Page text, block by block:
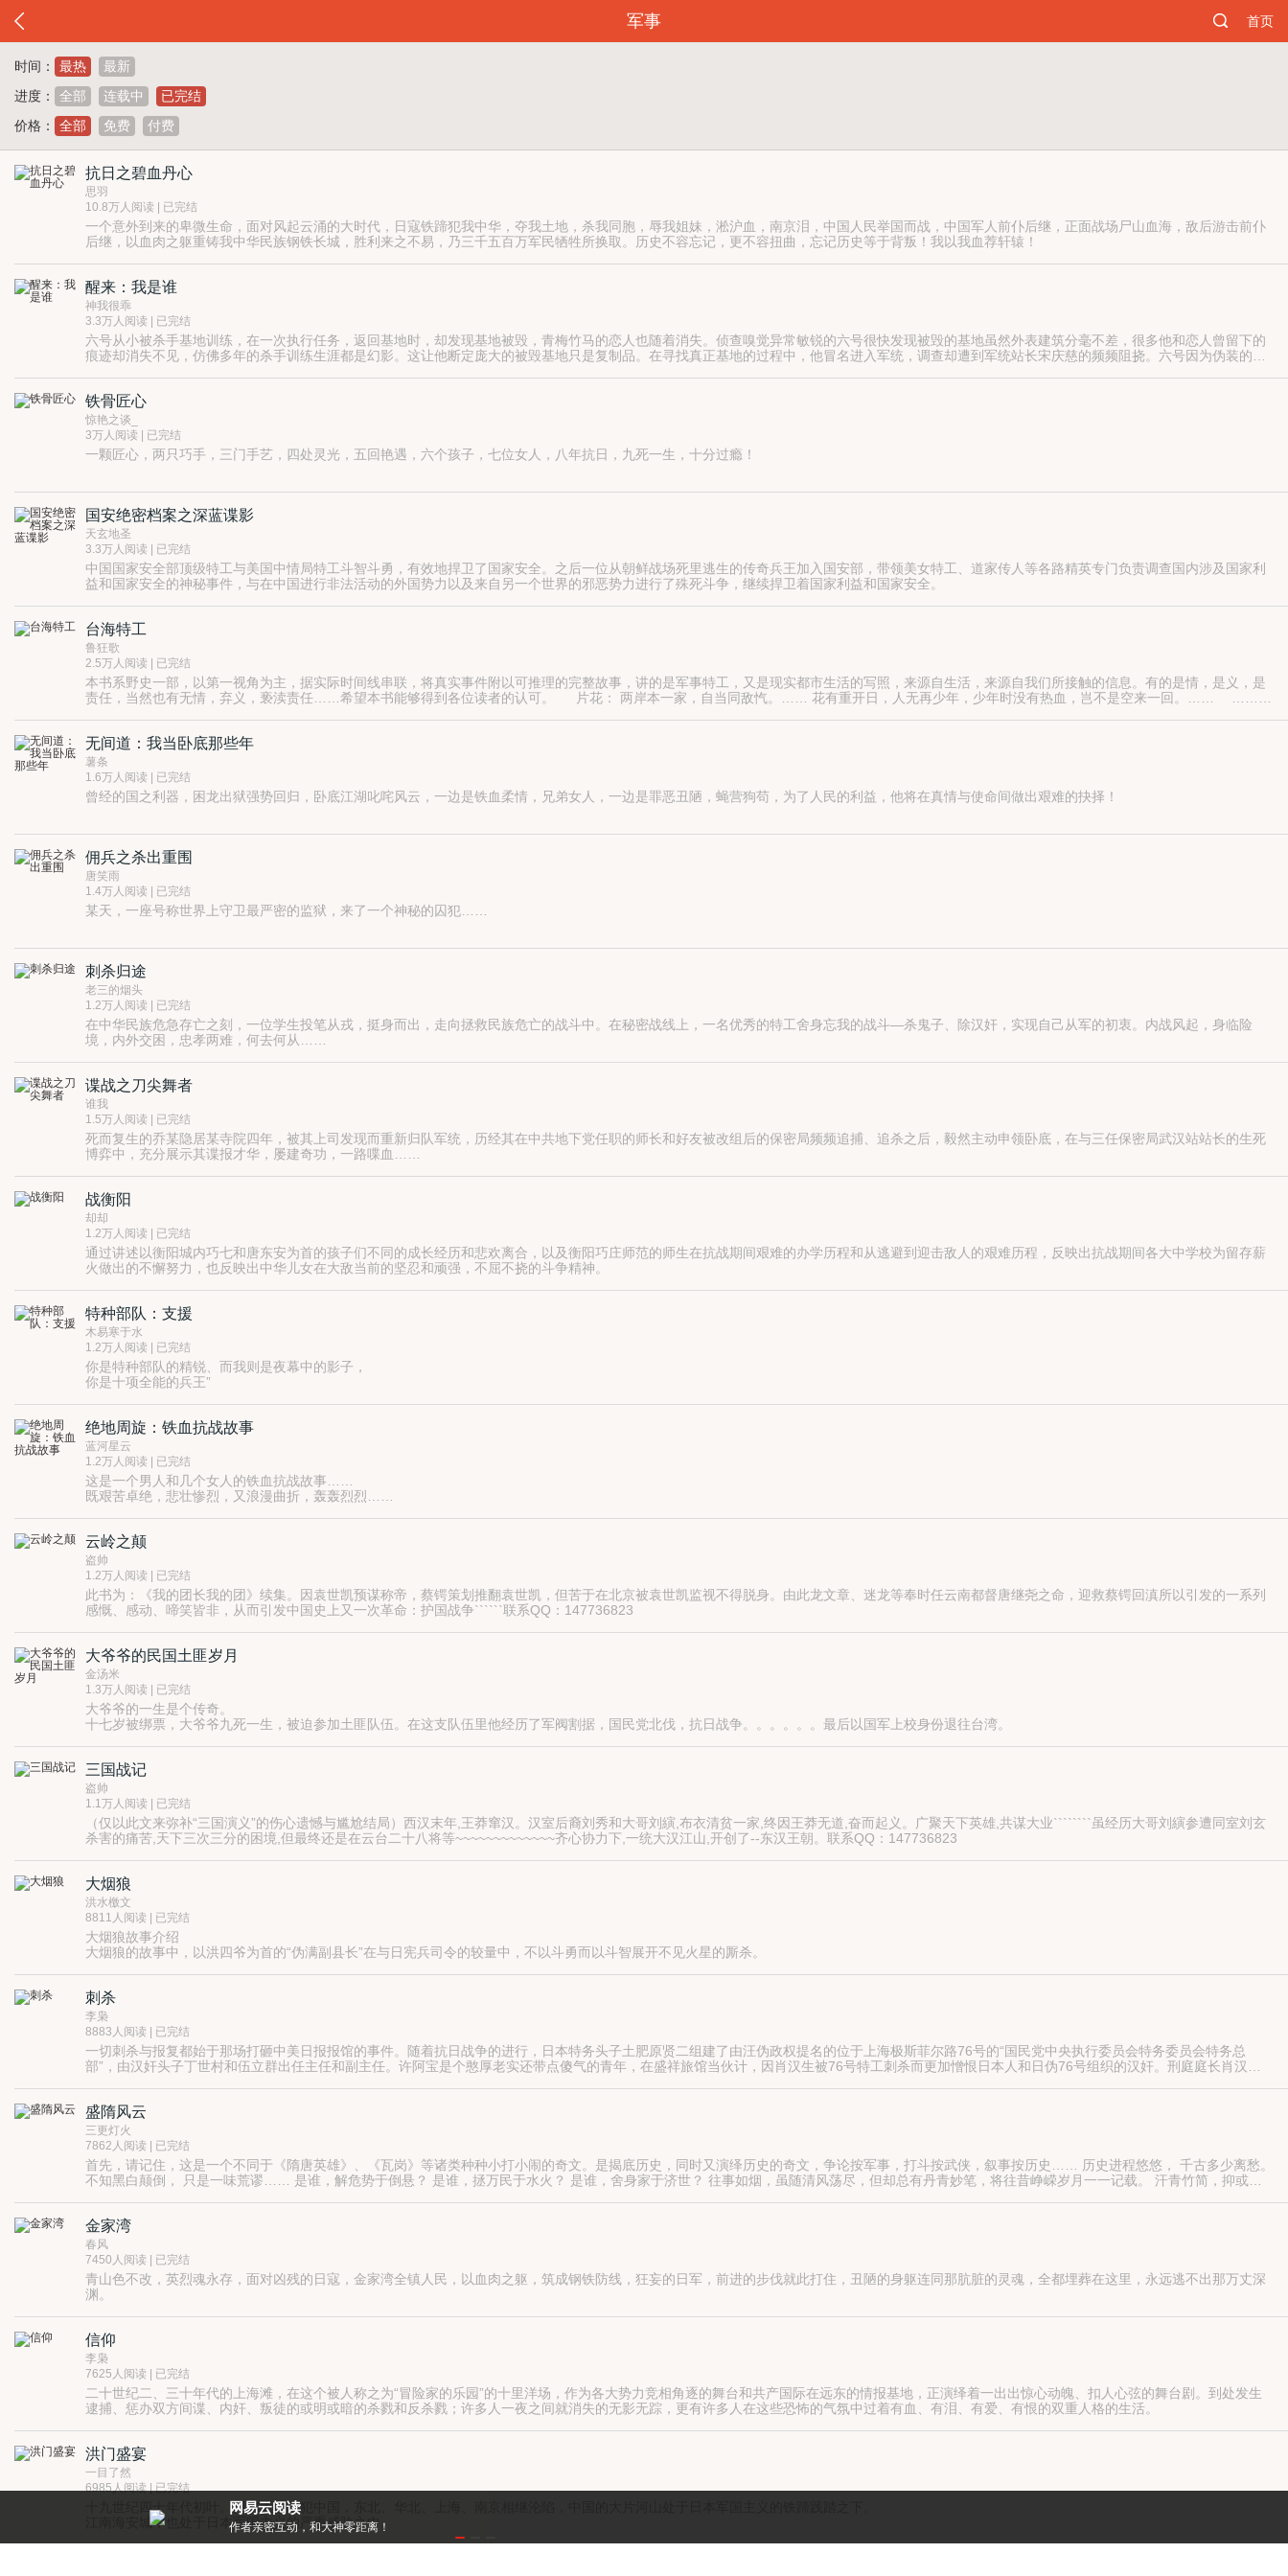
军事 首页
时间： 最热
最新
进度：
全部 连载中
已完结
价格：
全部 免费 付费
抗日之碧血丹心
思羽
10.8万人阅读 | 已完结
一个意外到来的卑微生命，面对风起云涌的大时代，日寇铁蹄犯我中华，夺我土地，杀我同胞，辱我姐妹，淞沪血，南京泪，中国人民举国而战，中国军人前仆后继，正面战场尸山血海，敌后游击前仆
后继，以血肉之躯重铸我中华民族钢铁长城，胜利来之不易，乃三千五百万军民牺牲所换取。历史不容忘记，更不容扭曲，忘记历史等于背叛！我以我血荐轩辕！
醒来：我是谁
神我很乖
3.3万人阅读 | 已完结
六号从小被杀手基地训练，在一次执行任务，返回基地时，却发现基地被毁，青梅竹马的恋人也随着消失。侦查嗅觉异常敏锐的六号很快发现被毁的基地虽然外表建筑分毫不差，很多他和恋人曾留下的
痕迹却消失不见，仿佛多年的杀手训练生涯都是幻影。这让他断定庞大的被毁基地只是复制品。在寻找真正基地的过程中，他冒名进入军统，调查却遭到军统站长宋庆慈的频频阻挠。六号因为伪装的身
铁骨匠心
惊艳之谈_
3万人阅读 | 已完结
一颗匠心，两只巧手，三门手艺，四处灵光，五回艳遇，六个孩子，七位女人，八年抗日，九死一生，十分过瘾！
国安绝密档案之深蓝谍影
天玄地圣
3.3万人阅读 | 已完结
中国国家安全部顶级特工与美国中情局特工斗智斗勇，有效地捍卫了国家安全。之后一位从朝鲜战场死里逃生的传奇兵王加入国安部，带领美女特工、道家传人等各路精英专门负责调查国内涉及国家利
益和国家安全的神秘事件，与在中国进行非法活动的外国势力以及来自另一个世界的邪恶势力进行了殊死斗争，继续捍卫着国家利益和国家安全。
台海特工
鲁狂歌
2.5万人阅读 | 已完结
本书系野史一部，以第一视角为主，据实际时间线串联，将真实事件附以可推理的完整故事，讲的是军事特工，又是现实都市生活的写照，来源自生活，来源自我们所接触的信息。有的是情，是义，是
责任，当然也有无情，弃义，亵渎责任……希望本书能够得到各位读者的认可。 片花： 两岸本一家，自当同敌忾。…… 花有重开日，人无再少年，少年时没有热血，岂不是空来一回。…… ……有
无间道：我当卧底那些年
薯条
1.6万人阅读 | 已完结
曾经的国之利器，困龙出狱强势回归，卧底江湖叱咤风云，一边是铁血柔情，兄弟女人，一边是罪恶丑陋，蝇营狗苟，为了人民的利益，他将在真情与使命间做出艰难的抉择！
佣兵之杀出重围
唐笑雨
1.4万人阅读 | 已完结
某天，一座号称世界上守卫最严密的监狱，来了一个神秘的囚犯……
刺杀归途
老三的烟头
1.2万人阅读 | 已完结
在中华民族危急存亡之刻，一位学生投笔从戎，挺身而出，走向拯救民族危亡的战斗中。在秘密战线上，一名优秀的特工舍身忘我的战斗—杀鬼子、除汉奸，实现自己从军的初衷。内战风起，身临险
境，内外交困，忠孝两难，何去何从……
谍战之刀尖舞者
谁我
1.5万人阅读 | 已完结
死而复生的乔某隐居某寺院四年，被其上司发现而重新归队军统，历经其在中共地下党任职的师长和好友被改组后的保密局频频追捕、追杀之后，毅然主动申领卧底，在与三任保密局武汉站站长的生死
博弈中，充分展示其谍报才华，屡建奇功，一路喋血……
战衡阳
却却
1.2万人阅读 | 已完结
通过讲述以衡阳城内巧七和唐东安为首的孩子们不同的成长经历和悲欢离合，以及衡阳巧庄师范的师生在抗战期间艰难的办学历程和从逃避到迎击敌人的艰难历程，反映出抗战期间各大中学校为留存薪
火做出的不懈努力，也反映出中华儿女在大敌当前的坚忍和顽强，不屈不挠的斗争精神。
特种部队：支援
木易寒于水
1.2万人阅读 | 已完结
你是特种部队的精锐、而我则是夜幕中的影子，
你是十项全能的兵王”
绝地周旋：铁血抗战故事
蓝河星云
1.2万人阅读 | 已完结
这是一个男人和几个女人的铁血抗战故事……
既艰苦卓绝，悲壮惨烈，又浪漫曲折，轰轰烈烈……
云岭之颠
盗帅
1.2万人阅读 | 已完结
此书为：《我的团长我的团》续集。因袁世凯预谋称帝，蔡锷策划推翻袁世凯，但苦于在北京被袁世凯监视不得脱身。由此龙文章、迷龙等奉时任云南都督唐继尧之命，迎救蔡锷回滇所以引发的一系列
感慨、感动、啼笑皆非，从而引发中国史上又一次革命：护国战争``````联系QQ：147736823
大爷爷的民国土匪岁月
金汤米
1.3万人阅读 | 已完结
大爷爷的一生是个传奇。
十七岁被绑票，大爷爷九死一生，被迫参加土匪队伍。在这支队伍里他经历了军阀割据，国民党北伐，抗日战争。。。。。。最后以国军上校身份退往台湾。
三国战记
盗帅
1.1万人阅读 | 已完结
（仅以此文来弥补“三国演义”的伤心遗憾与尴尬结局）西汉末年,王莽窜汉。汉室后裔刘秀和大哥刘縯,布衣清贫一家,终因王莽无道,奋而起义。广聚天下英雄,共谋大业````````虽经历大哥刘縯参遭同室刘玄
杀害的痛苦,天下三次三分的困境,但最终还是在云台二十八将等~~~~~~~~~~~~~齐心协力下,一统大汉江山,开创了--东汉王朝。联系QQ：147736823
大烟狼
洪水檄文
8811人阅读 | 已完结
大烟狼故事介绍
大烟狼的故事中，以洪四爷为首的“伪满副县长”在与日宪兵司令的较量中，不以斗勇而以斗智展开不见火星的厮杀。
刺杀
李枭
8883人阅读 | 已完结
一切刺杀与报复都始于那场打砸中美日报报馆的事件。随着抗日战争的进行，日本特务头子土肥原贤二组建了由汪伪政权提名的位于上海极斯菲尔路76号的“国民党中央执行委员会特务委员会特务总
部”，由汉奸头子丁世村和伍立群出任主任和副主任。许阿宝是个憨厚老实还带点傻气的青年，在盛祥旅馆当伙计，因肖汉生被76号特工刺杀而更加憎恨日本人和日伪76号组织的汉奸。刑庭庭长肖汉生
盛隋风云
三更灯火
7862人阅读 | 已完结
首先，请记住，这是一个不同于《隋唐英雄》、《瓦岗》等诸类种种小打小闹的奇文。是揭底历史，同时又演绎历史的奇文，争论按军事，打斗按武侠，叙事按历史…… 历史进程悠悠， 千古多少离愁。
不知黑白颠倒， 只是一味荒谬…… 是谁，解危势于倒悬？ 是谁，拯万民于水火？ 是谁，舍身家于济世？ 往事如烟，虽随清风荡尽，但却总有丹青妙笔，将往昔峥嵘岁月一一记载。 汗青竹简，抑或鲁
金家湾
春风
7450人阅读 | 已完结
青山色不改，英烈魂永存，面对凶残的日寇，金家湾全镇人民，以血肉之躯，筑成钢铁防线，狂妄的日军，前进的步伐就此打住，丑陋的身躯连同那肮脏的灵魂，全都埋葬在这里，永远逃不出那万丈深
渊。
信仰
李枭
7625人阅读 | 已完结
二十世纪二、三十年代的上海滩，在这个被人称之为“冒险家的乐园”的十里洋场，作为各大势力竞相角逐的舞台和共产国际在远东的情报基地，正演绎着一出出惊心动魄、扣人心弦的舞台剧。到处发生
逮捕、惩办双方间谍、内奸、叛徒的或明或暗的杀戮和反杀戮；许多人一夜之间就消失的无影无踪，更有许多人在这些恐怖的气氛中过着有血、有泪、有爱、有恨的双重人格的生活。
洪门盛宴
一目了然
6985人阅读 | 已完结
十九世纪四十年代初叶。日本大举侵犯中国，东北、华北、上海、南京相继沦陷，中国的大片河山处于日本军国主义的铁蹄践踏之下。
江南海安城，也处于日本军国主义的严重威胁之中。
海安城的百姓生死未卜，惊恐万状，不知所措。
网易云阅读
每天都有阅点领，免费就能看好书